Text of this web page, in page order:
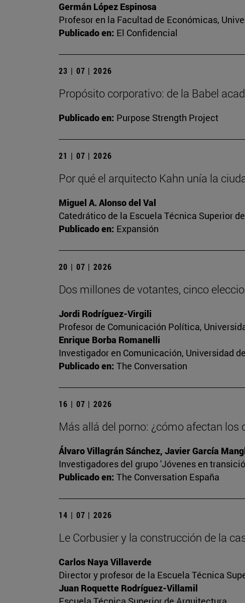
Germán López Espinosa
Profesor en la Facultad de Económicas,
Publicado en: El Confidencial
23 | 07 | 2026
Propósito corporativo: de la Babel
Publicado en: Purpose Strength Project
21 | 07 | 2026
Por qué el arquitecto Kahn unía la
Miguel A. Alonso del Val
Catedrático de la Escuela Técnica Superior
Publicado en: Expansión
20 | 07 | 2026
Dos millones de votantes, cinco
Jordi Rodríguez-Virgili
Profesor de Comunicación Política,
Enrique Borba Romanelli
Investigador en Comunicación, Universidad
Publicado en: The Conversation
16 | 07 | 2026
Más allá del porno: ¿cómo afectan
Álvaro Villagrán Sánchez, Javier García
Investigadores del grupo 'Jóvenes en
Publicado en: The Conversation España
14 | 07 | 2026
Le Corbusier y la construcción de la
Carlos Naya Villaverde
Director y profesor de la Escuela Técnica
Juan Roquette Rodríguez-Villamil